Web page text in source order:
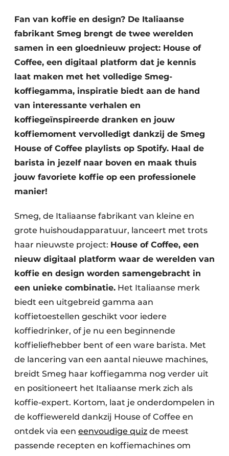
Fan van koffie en design? De Italiaanse
fabrikant Smeg brengt de twee werelden
samen in een gloednieuw project: House of
Coffee, een digitaal platform dat je kennis
laat maken met het volledige Smeg-
koffiegamma, inspiratie biedt aan de hand
van interessante verhalen en
koffiegeïnspireerde dranken en jouw
koffiemoment vervolledigt dankzij de Smeg
House of Coffee playlists op Spotify. Haal de
barista in jezelf naar boven en maak thuis
jouw favoriete koffie op een professionele
manier!
Smeg, de Italiaanse fabrikant van kleine en
grote huishoudapparatuur, lanceert met trots
haar nieuwste project: House of Coffee, een
nieuw digitaal platform waar de werelden van
koffie en design worden samengebracht in
een unieke combinatie. Het Italiaanse merk
biedt een uitgebreid gamma aan
koffietoestellen geschikt voor iedere
koffiedrinker, of je nu een beginnende
koffieliefhebber bent of een ware barista. Met
de lancering van een aantal nieuwe machines,
breidt Smeg haar koffiegamma nog verder uit
en positioneert het Italiaanse merk zich als
koffie-expert. Kortom, laat je onderdompelen in
de koffiewereld dankzij House of Coffee en
ontdek via een eenvoudige quiz de meest
passende recepten en koffiemachines om